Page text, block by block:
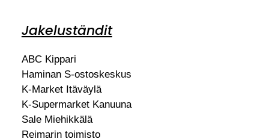
Jakeluständit
ABC Kippari
Haminan S-ostoskeskus
K-Market Itäväylä
K-Supermarket Kanuuna
Sale Miehikkälä
Reimarin toimisto